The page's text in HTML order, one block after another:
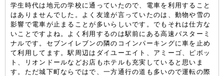
学生時代は地元の学校に通っていたので、電車を利用すること
はありませんでした。よく友達が言っていたのは、動物や雪の
影響で電車が止まることが多いらしいです。でもそれは仕方な
いことですよね。よく利用するのは駅前にある高速バスターミ
ナルです。セブンイレブンの隣のコインパーキングに車を止め
て利用してます。駅周辺はダイユーエイト、アミーゴ、ピボッ
ト、リオンドールなどお店もホテルも充実していると思いま
す。ただ城下町ならではで、一方通行の道も多いので運転の際